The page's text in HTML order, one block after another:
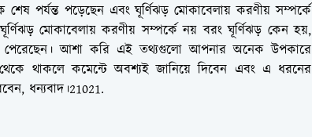
পর্যন্ত পড়েছেন এবং ঘূর্ণিঝড় মোকাবেলায় করণীয় সম্পর্কে
মোকাবেলায় করণীয় সম্পর্কে নয় বরং ঘূর্ণিঝড় কেন হয়,
পেরেছেন। আশা করি এই তথ্যগুলো আপনার অনেক উপকারে
থাকলে কমেন্টে অবশ্যই জানিয়ে দিবেন এবং এ ধরনের
ধন্যবাদ।21021.